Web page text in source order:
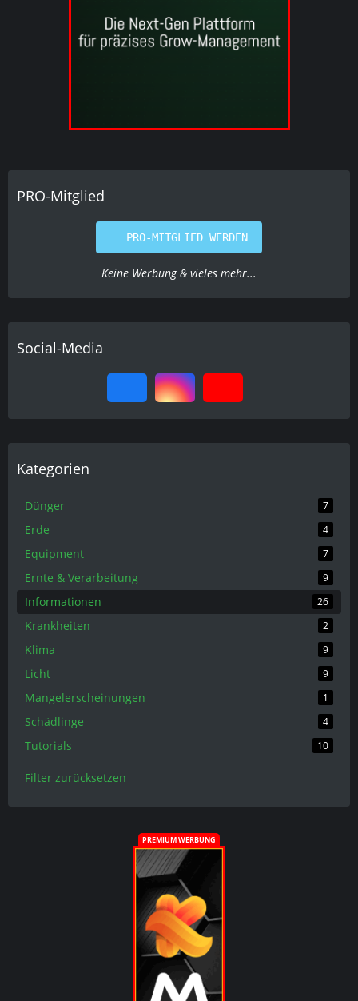
PRO-Mitglied
PRO-MITGLIED WERDEN
Keine Werbung & vieles mehr...
Social-Media
Kategorien
Dünger 7
Erde 4
Equipment 7
Ernte & Verarbeitung 9
Informationen 26
Krankheiten 2
Klima 9
Licht 9
Mangelerscheinungen 1
Schädlinge 4
Tutorials 10
Filter zurücksetzen
PREMIUM WERBUNG